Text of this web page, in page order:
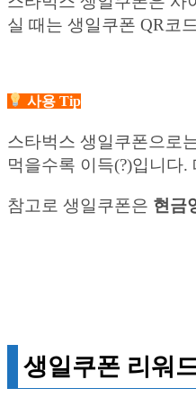
실 때는 생일쿠폰 QR코
사용 Tip
스타벅스 생일쿠폰으로
먹을수록 이득(?)입니다
참고로 생일쿠폰은 현금
생일쿠폰 리워